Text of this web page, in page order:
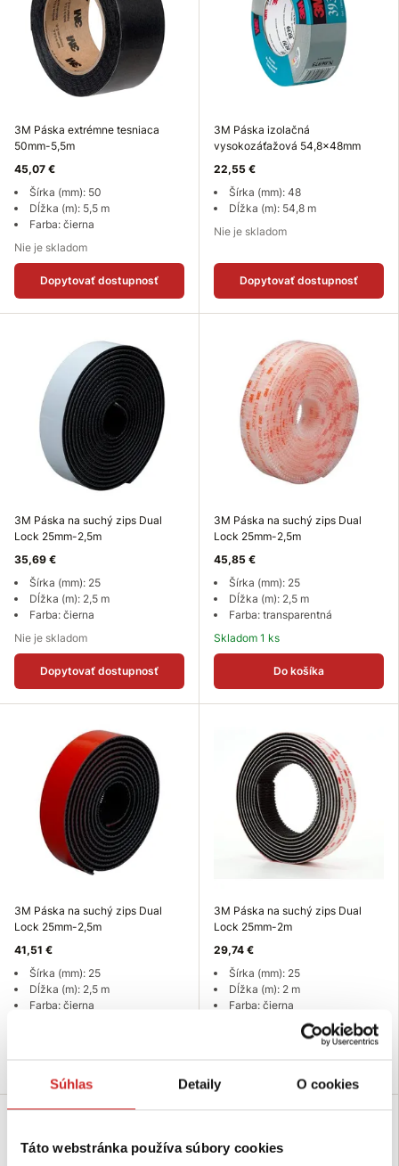
Súhlas Detaily O cookies
Táto webstránka používa súbory cookies
3M Páska extrémne tesniaca
50mm-5,5m
45,07 €
Šírka (mm): 50
Dĺžka (m): 5,5 m
Farba: čierna
Nie je skladom
Dopytovať dostupnosť
3M Páska izolačná
vysokozáťažová 54,8x48mm
22,55 €
Šírka (mm): 48
Dĺžka (m): 54,8 m
Nie je skladom
Dopytovať dostupnosť
3M Páska na suchý zips Dual
Lock 25mm-2,5m
35,69 €
Šírka (mm): 25
Dĺžka (m): 2,5 m
Farba: čierna
Nie je skladom
Dopytovať dostupnosť
3M Páska na suchý zips Dual
Lock 25mm-2,5m
45,85 €
Šírka (mm): 25
Dĺžka (m): 2,5 m
Farba: transparentná
Skladom 1 ks
Do košíka
3M Páska na suchý zips Dual
Lock 25mm-2,5m
41,51 €
Šírka (mm): 25
Dĺžka (m): 2,5 m
Farba: čierna
3M Páska na suchý zips Dual
Lock 25mm-2m
29,74 €
Šírka (mm): 25
Dĺžka (m): 2 m
Farba: čierna